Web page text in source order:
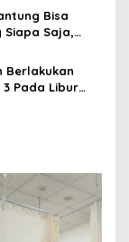
Bisa
Siapa Saja,
Berlakukan
3 Pada Libur